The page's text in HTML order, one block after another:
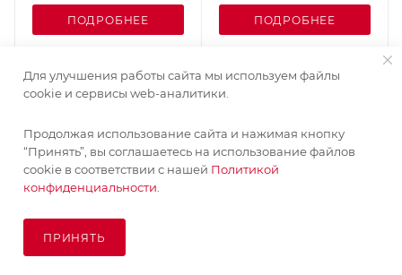
ПОДРОБНЕЕ ПОДРОБНЕЕ
Для улучшения работы сайта мы используем файлы
cookie и сервисы web-аналитики.
Продолжая использование сайта и нажимая кнопку
“Принять”, вы соглашаетесь на использование файлов
cookie в соответствии с нашей Политикой
конфиденциальности.
ПРИНЯТЬ